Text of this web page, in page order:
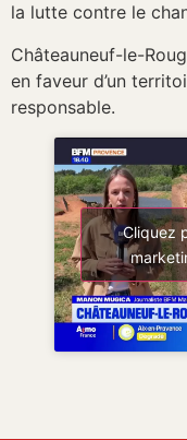
la lutte contre le
Châteauneuf-le-
en faveur d’un
responsable.
Cliquez